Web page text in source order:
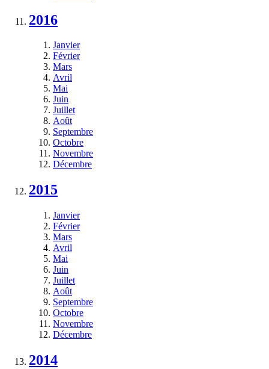
2016
Janvier
Février
Mars
Avril
Mai
Juin
Juillet
Août
Septembre
Octobre
Novembre
Décembre
2015
Janvier
Février
Mars
Avril
Mai
Juin
Juillet
Août
Septembre
Octobre
Novembre
Décembre
2014